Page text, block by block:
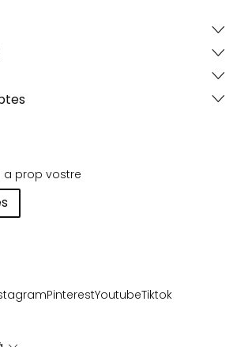
PinterestYoutubeTiktok
a prop vostre